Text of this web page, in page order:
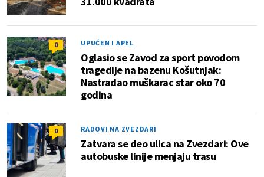
0 UPUĆEN I APEL
Oglasio se Zavod za sport povodom
tragedije na bazenu Košutnjak:
Nastradao muškarac star oko 70
godina
0 RADOVI NA ZVEZDARI
Zatvara se deo ulica na Zvezdari: Ove
autobuske linije menjaju trasu